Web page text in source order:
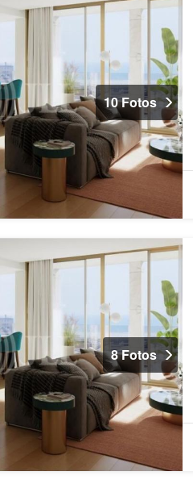
10 Fotos
8 Fotos